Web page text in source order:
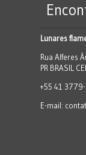
Lunares
Rua Alferes
PR BRASIL
+55 41
E-mail: